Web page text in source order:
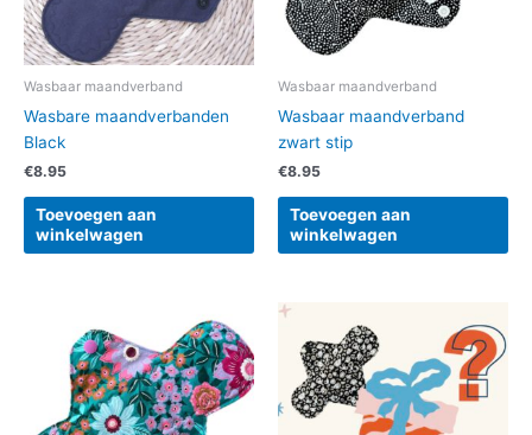
Wasbaar maandverband
Wasbare maandverbanden
Black
€8.95
Toevoegen aan
winkelwagen
Wasbaar maandverband
Wasbaar maandverband
zwart stip
€8.95
Toevoegen aan
winkelwagen